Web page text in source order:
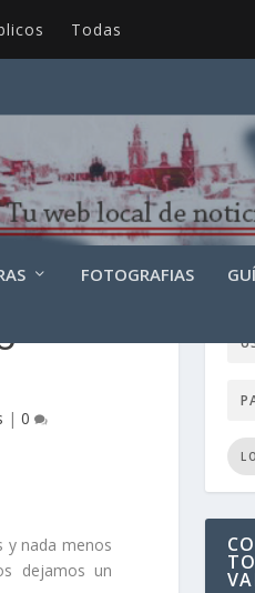
Todas
FOTOGRAFIAS
|0
y nada menos
dejamos un